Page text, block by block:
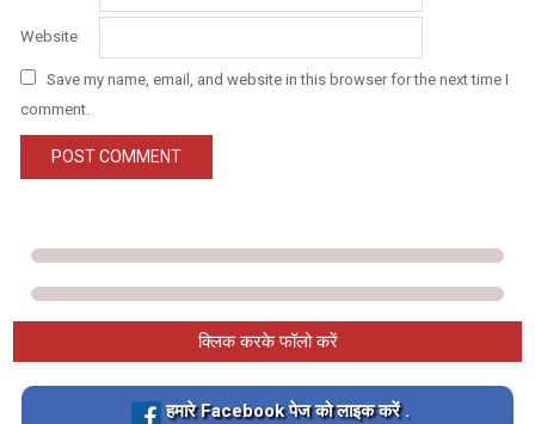
Website
Save my name, email, and website in this browser for the next time I
comment.
क्लिक करके फॉलो करें
Loading…
हमारे Facebook पेज को लाइक करें .